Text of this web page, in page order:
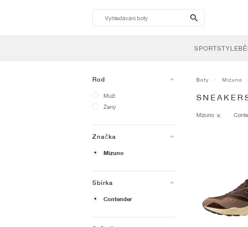
search-
btn
SPORTSTYLE
Rod
Muži
Ženy
Značka
Mizuno
Sbírka
Contender
Boty Mizuno
Mizuno